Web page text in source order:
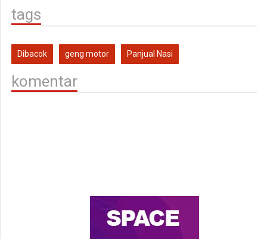
tags
Dibacok geng motor Panjual Nasi
komentar